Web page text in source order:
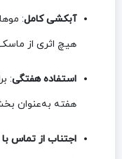
آبکشی کامل:
هیچ اثری از
استفاده هفتگی
هفته به‌عنوان
اجتناب از تماس